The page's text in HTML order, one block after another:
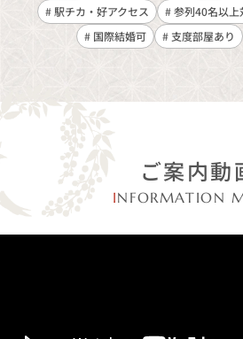
# 駅チカ・好アクセス
# 参列40名以上
# 国際結婚可
# 支度部屋あり
ご案内動
INFORMATION